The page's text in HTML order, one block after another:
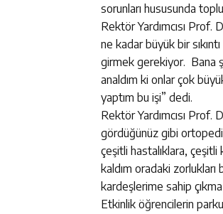
sorunları hususunda
Rektör Yardımcısı
ne kadar büyük bir
girmek gerekiyor. Bana
analdım ki onlar çok
yaptım bu işi” dedi.
Rektör Yardımcısı
gördüğünüz gibi
çeşitli hastalıklara,
kaldım oradaki
kardeşlerime sahip
Etkinlik öğrencilerin